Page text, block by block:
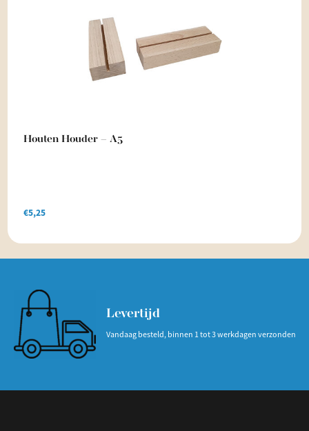
Houten Houder – A5
€5,25
Levertijd
Vandaag besteld, binnen 1 tot 3 werkdagen verzonden